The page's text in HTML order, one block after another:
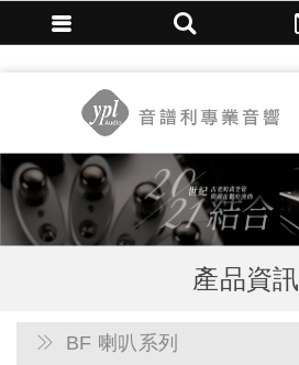
NT$9,800" /> NT$9,800">
產品資訊
BF 喇叭系列